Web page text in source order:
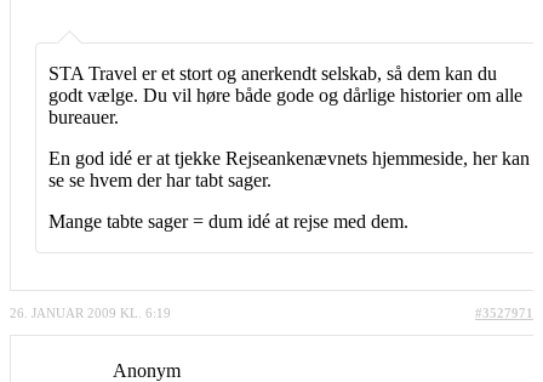
STA Travel er et stort og anerkendt selskab, så dem kan du
godt vælge. Du vil høre både gode og dårlige historier om alle
bureauer.
En god idé er at tjekke Rejseankenævnets hjemmeside, her kan
se se hvem der har tabt sager.
Mange tabte sager = dum idé at rejse med dem.
26. JANUAR 2009 KL. 6:19 #3527971
Anonym